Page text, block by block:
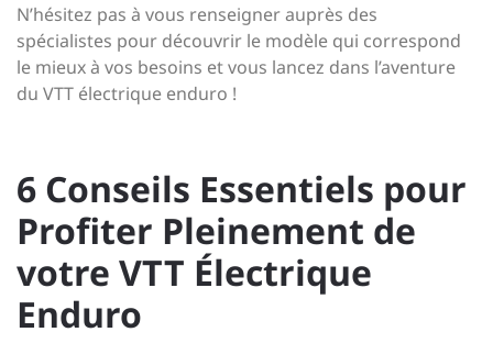
N’hésitez pas à vous renseigner auprès des
spécialistes pour découvrir le modèle qui correspond
le mieux à vos besoins et vous lancez dans l’aventure
du VTT électrique enduro !
6 Conseils Essentiels pour
Profiter Pleinement de
votre VTT Électrique
Enduro